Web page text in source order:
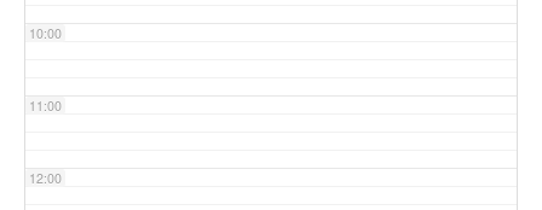
10:00
11:00
12:00